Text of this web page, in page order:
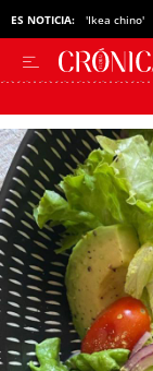
ES NOTICIA: 'Ikea chino'